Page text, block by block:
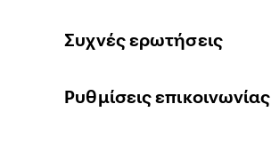
Συχνές ερωτήσεις
Ρυθμίσεις επικοινωνίας